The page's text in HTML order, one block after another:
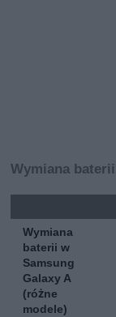
Wymiana
Wymiana
baterii w
Samsung
Galaxy A
(różne
modele)